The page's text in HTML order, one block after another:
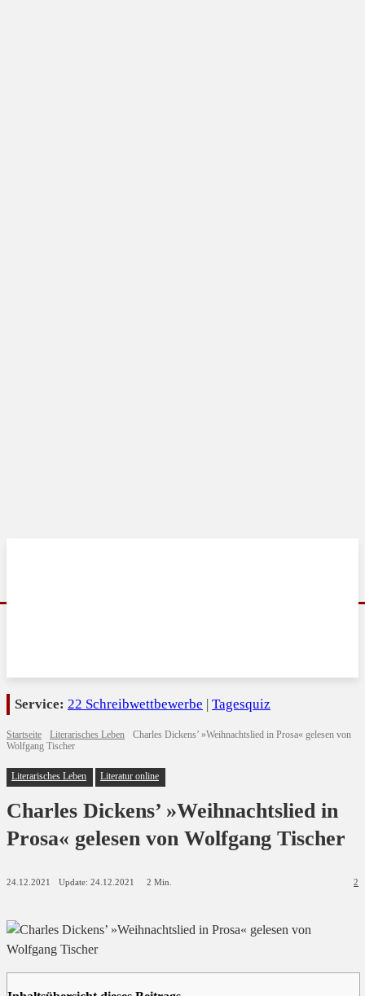
Service: 22 Schreibwettbewerbe | Tagesquiz
Startseite Literarisches Leben
Charles Dickens’ »Weihnachtslied in Prosa« gelesen von
Wolfgang Tischer
Literarisches Leben Literatur online
Charles Dickens’ »Weihnachtslied in
Prosa« gelesen von Wolfgang Tischer
24.12.2021 Update: 24.12.2021 2 Min. 2